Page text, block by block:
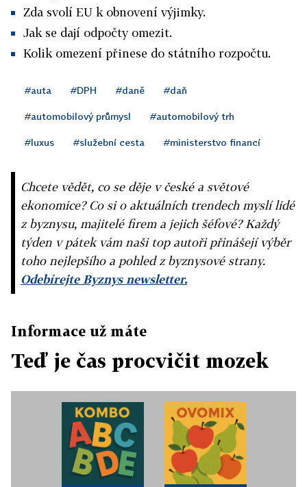
Zda svolí EU k obnovení výjimky.
Jak se dají odpočty omezit.
Kolik omezení přinese do státního rozpočtu.
#auta #DPH #daně #daň
#automobilový průmysl #automobilový trh
#luxus #služební cesta #ministerstvo financí
Chcete vědět, co se děje v české a světové
ekonomice? Co si o aktuálních trendech myslí lidé
z byznysu, majitelé firem a jejich šéfové? Každý
týden v pátek vám naši top autoři přinášejí výběr
toho nejlepšího a pohled z byznysové strany.
Odebírejte Byznys newsletter.
Informace už máte
Teď je čas procvičit mozek